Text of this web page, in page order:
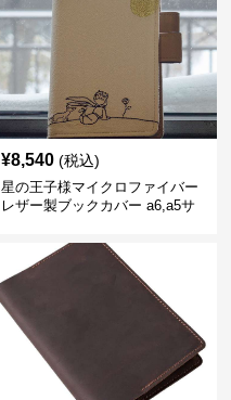
¥8,540 (税込)
星の王子様マイクロファイバー
レザー製ブックカバー a6,a5サ